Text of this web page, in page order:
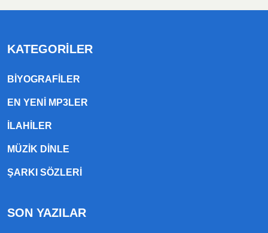
KATEGORILER
BIYOGRAFILER
EN YENI MP3LER
ILAHILER
MÜZIK DINLE
ŞARKI SÖZLERI
SON YAZILAR